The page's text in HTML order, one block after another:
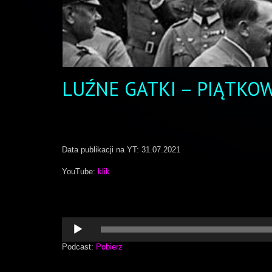
LUŹNE GATKI –
Data publikacji na YT: 31.07.2021
YouTube: klik
Odtwarzacz
plików
dźwiękowych
Podcast: Pobierz